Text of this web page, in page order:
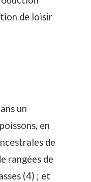
de loisir
un
en
de
rangées de
(4) ; et